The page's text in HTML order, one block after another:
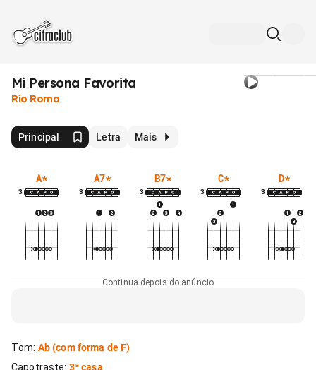
Mi Persona Favorita
Río Roma
Principal Letra Mais
A*
3
A7*
3
B7*
3
C*
3
D*
3
Continua depois do anúncio
Tom: Ab(com forma de F)
Capotraste: 3ª casa